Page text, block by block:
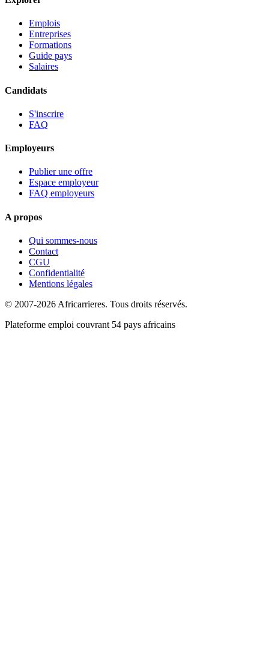
Emplois
Entreprises
Formations
Guide pays
Salaires
Candidats
S'inscrire
FAQ
Employeurs
Publier une offre
Espace employeur
FAQ employeurs
A propos
Qui sommes-nous
Contact
CGU
Confidentialité
Mentions légales
© 2007-2026 Africarrieres. Tous droits réservés.
Plateforme emploi couvrant 54 pays africains